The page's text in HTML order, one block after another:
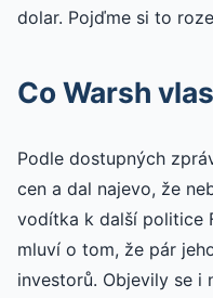
dolar. Pojďme si to
Co Warsh
Podle dostupných
cen a dal najevo, že
vodítka k další politice
mluví o tom, že pár
investorů. Objevily se i